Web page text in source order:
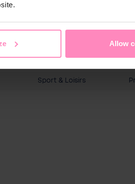
Allow
Sport & Loisirs